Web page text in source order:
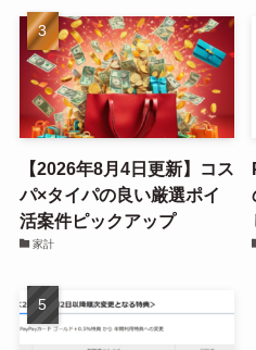
【2026年8月4日更新】コス
パ×タイパの良い厳選ポイ
活案件ピックアップ
家計